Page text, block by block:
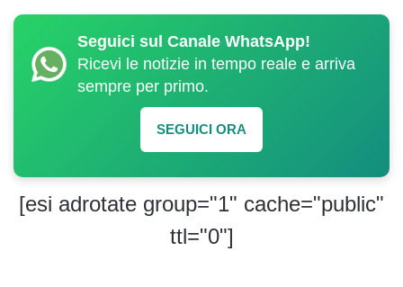
Seguici sul Canale WhatsApp!
Ricevi le notizie in tempo reale e arriva
sempre per primo.
SEGUICI ORA
[esi adrotate group="1" cache="public"
ttl="0"]